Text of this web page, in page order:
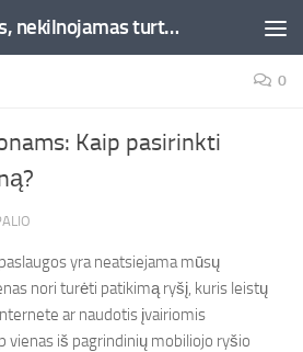
Akcijos, Investavimas, nekilnojamas turtas, kriptovaliutos - Besociai.lt
0
Kaip pasirinkti
yra neatsiejama mūsų
nori turėti patikimą ryšį, kuris leistų
ar naudotis įvairiomis
vienas iš pagrindinių mobiliojo ryšio